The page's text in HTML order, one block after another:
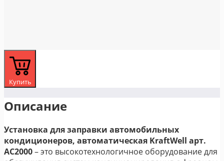
Купить
Описание
Установка для заправки автомобильных
кондиционеров, автоматическая KraftWell арт.
AC2000– это высокотехнологичное оборудование для